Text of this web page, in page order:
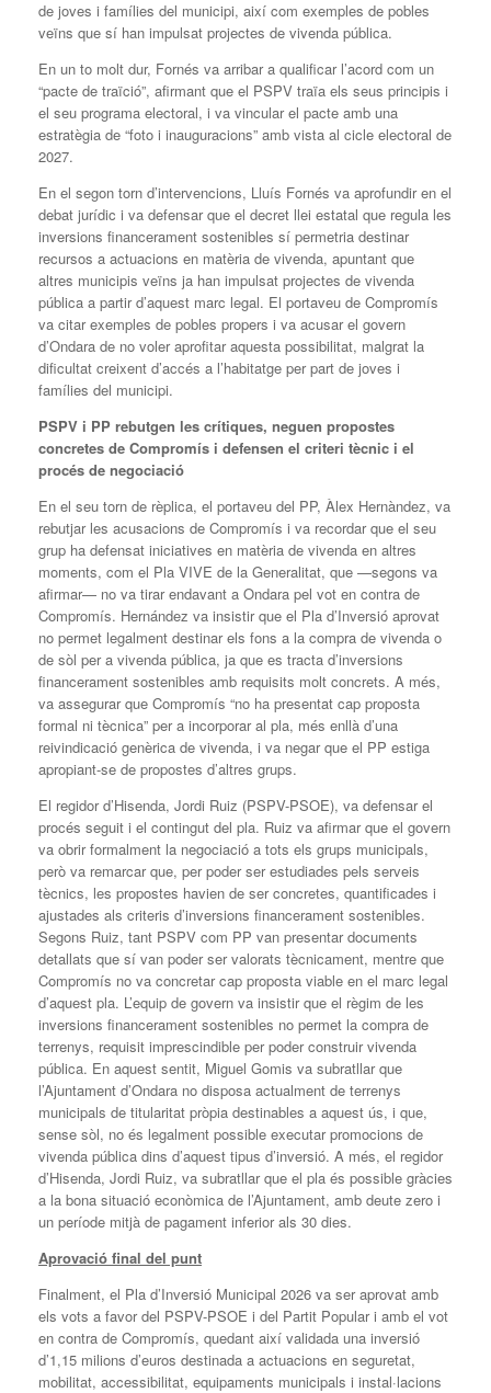
de joves i famílies del municipi, així com exemples de pobles
veïns que sí han impulsat projectes de vivenda pública.
En un to molt dur, Fornés va arribar a qualificar l’acord com un
“pacte de traïció”, afirmant que el PSPV traïa els seus principis i
el seu programa electoral, i va vincular el pacte amb una
estratègia de “foto i inauguracions” amb vista al cicle electoral de
2027.
En el segon torn d’intervencions, Lluís Fornés va aprofundir en el
debat jurídic i va defensar que el decret llei estatal que regula les
inversions financerament sostenibles sí permetria destinar
recursos a actuacions en matèria de vivenda, apuntant que
altres municipis veïns ja han impulsat projectes de vivenda
pública a partir d’aquest marc legal. El portaveu de Compromís
va citar exemples de pobles propers i va acusar el govern
d’Ondara de no voler aprofitar aquesta possibilitat, malgrat la
dificultat creixent d’accés a l’habitatge per part de joves i
famílies del municipi.
PSPV i PP rebutgen les crítiques, neguen propostes
concretes de Compromís i defensen el criteri tècnic i el
procés de negociació
En el seu torn de rèplica, el portaveu del PP, Àlex Hernàndez, va
rebutjar les acusacions de Compromís i va recordar que el seu
grup ha defensat iniciatives en matèria de vivenda en altres
moments, com el Pla VIVE de la Generalitat, que —segons va
afirmar— no va tirar endavant a Ondara pel vot en contra de
Compromís. Hernández va insistir que el Pla d’Inversió aprovat
no permet legalment destinar els fons a la compra de vivenda o
de sòl per a vivenda pública, ja que es tracta d’inversions
financerament sostenibles amb requisits molt concrets. A més,
va assegurar que Compromís “no ha presentat cap proposta
formal ni tècnica” per a incorporar al pla, més enllà d’una
reivindicació genèrica de vivenda, i va negar que el PP estiga
apropiant-se de propostes d’altres grups.
El regidor d’Hisenda, Jordi Ruiz (PSPV-PSOE), va defensar el
procés seguit i el contingut del pla. Ruiz va afirmar que el govern
va obrir formalment la negociació a tots els grups municipals,
però va remarcar que, per poder ser estudiades pels serveis
tècnics, les propostes havien de ser concretes, quantificades i
ajustades als criteris d’inversions financerament sostenibles.
Segons Ruiz, tant PSPV com PP van presentar documents
detallats que sí van poder ser valorats tècnicament, mentre que
Compromís no va concretar cap proposta viable en el marc legal
d’aquest pla. L’equip de govern va insistir que el règim de les
inversions financerament sostenibles no permet la compra de
terrenys, requisit imprescindible per poder construir vivenda
pública. En aquest sentit, Miguel Gomis va subratllar que
l’Ajuntament d’Ondara no disposa actualment de terrenys
municipals de titularitat pròpia destinables a aquest ús, i que,
sense sòl, no és legalment possible executar promocions de
vivenda pública dins d’aquest tipus d’inversió. A més, el regidor
d’Hisenda, Jordi Ruiz, va subratllar que el pla és possible gràcies
a la bona situació econòmica de l’Ajuntament, amb deute zero i
un període mitjà de pagament inferior als 30 dies.
Aprovació final del punt
Finalment, el Pla d’Inversió Municipal 2026 va ser aprovat amb
els vots a favor del PSPV-PSOE i del Partit Popular i amb el vot
en contra de Compromís, quedant així validada una inversió
d’1,15 milions d’euros destinada a actuacions en seguretat,
mobilitat, accessibilitat, equipaments municipals i instal·lacions